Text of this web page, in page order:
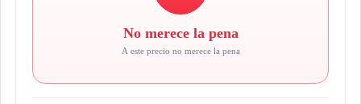
No merece la pena
A este precio no merece la pena